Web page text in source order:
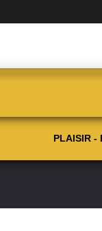
PLAISIR -